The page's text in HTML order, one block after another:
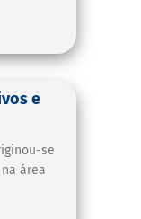
e
se
área